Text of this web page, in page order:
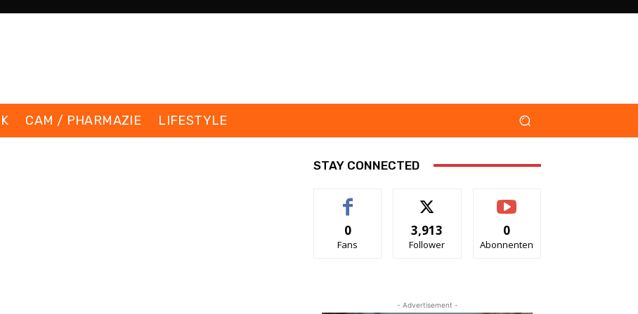
CAM / PHARMAZIE LIFESTYLE
STAY CONNECTED
0
Fans
3,913
Follower
0
Abonnenten
- Advertisement -